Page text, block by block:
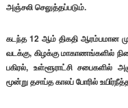
அஞ்சலி செலுத்தப்படும்.
கடந்த 12 ஆம் திகதி ஆரம்பமான
வடக்கு, கிழக்கு மாகாணங்களில்
பகிரல், உள்ளூராட்சி சபைகளில்
மூன்று தசாப்த காலப் போரில்